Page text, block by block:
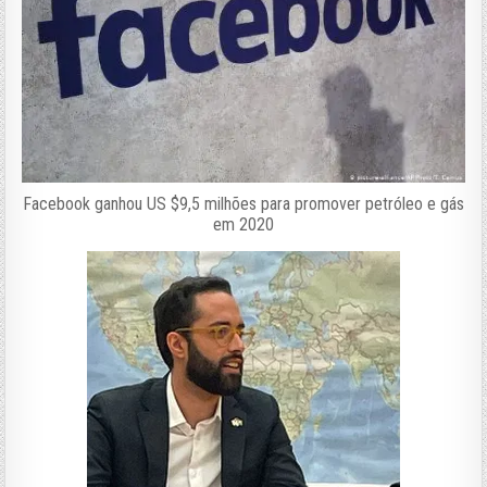
Facebook ganhou US $9,5 milhões para promover petróleo e gás
em 2020